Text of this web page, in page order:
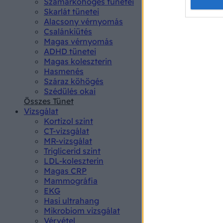
Skarlát tünetei
Alacsony vérnyomás
Csalánkiütés
Magas vérnyomás
ADHD tünetei
Magas koleszterin
Hasmenés
Száraz köhögés
Szédülés okai
Összes Tünet
Vizsgálat
Kortizol szint
CT-vizsgálat
MR-vizsgálat
Triglicerid szint
LDL-koleszterin
Magas CRP
Mammográfia
EKG
Hasi ultrahang
Mikrobiom vizsgálat
Vérvétel